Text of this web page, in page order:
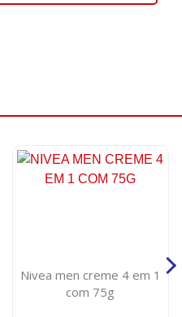
Nivea men creme 4 em 1
com 75g